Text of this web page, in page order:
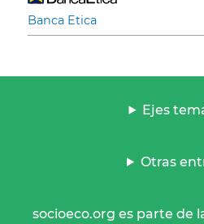
Banca Etica
Ejes
Otras
socioeco.org es parte de